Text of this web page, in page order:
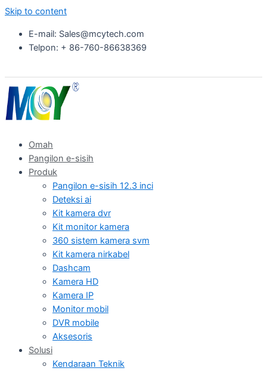
Skip to content
E-mail: Sales@mcytech.com
Telpon: + 86-760-86638369
Omah
Pangilon e-sisih
Produk
Pangilon e-sisih 12.3 inci
Deteksi ai
Kit kamera dvr
Kit monitor kamera
360 sistem kamera svm
Kit kamera nirkabel
Dashcam
Kamera HD
Kamera IP
Monitor mobil
DVR mobile
Aksesoris
Solusi
Kendaraan Teknik